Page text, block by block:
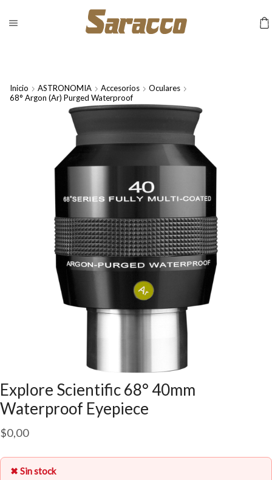
Inicio ASTRONOMIA Accesorios
Oculares
68° Argon (Ar) Purged Waterproof
Explore Scientific 68° 40mm
Waterproof Eyepiece
$0,00
✖ Sin stock